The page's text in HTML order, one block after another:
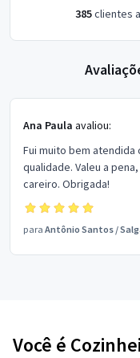
385clientes
Ana Paula avaliou:
Fui muito bem atendida
qualidade. Valeu a
careiro. Obrigada!
para Antônio Santos /
Você é